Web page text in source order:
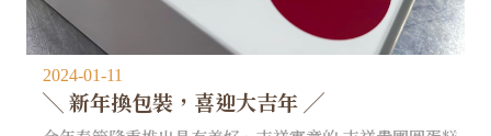
2024-01-11
╲ 新年換包裝，喜迎大吉年 ╱